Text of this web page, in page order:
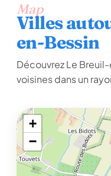
Map
Villes
en-Bessin
Découvrez Le
voisines dans un
+
−